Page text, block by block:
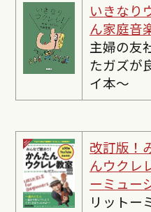
いきなり
ん家庭音
主婦の友
たガズが
イ本〜
改訂版！
んウクレ
ーミュー
リットー